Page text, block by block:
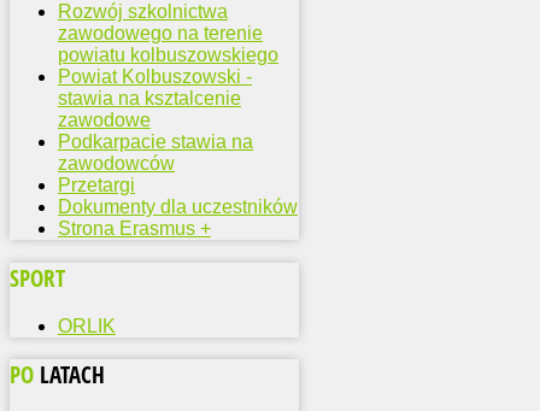
Rozwój szkolnictwa
zawodowego na terenie
powiatu kolbuszowskiego
Powiat Kolbuszowski -
stawia na ksztalcenie
zawodowe
Podkarpacie stawia na
zawodowców
Przetargi
Dokumenty dla uczestników
Strona Erasmus +
SPORT
ORLIK
PO LATACH